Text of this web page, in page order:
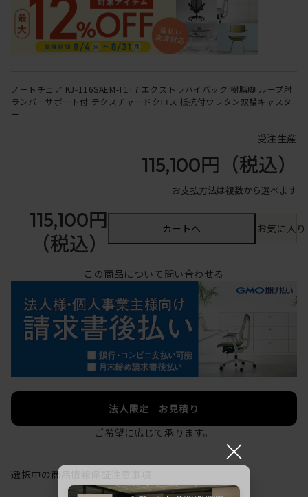
ノートチェア KJ-116SAEM-T1T7 エクストラハイバック 樹脂脚 ループ肘
ランバーサポート付 テクスチャードクロス 抵抗付ウレタン双輪キャスタ
ー
受注生産
115,100円 （税込）
お支払方法は複数から選べます
115,100円
（税込）
カートへ お気に入
この商品について問い合わせる
法人限定 お見積り
ご希望に応じて承ります。
選択中の商品情報
×